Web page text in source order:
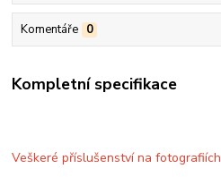
Komentáře 0
Kompletní specifikace
Veškeré příslušenství na fotografiích